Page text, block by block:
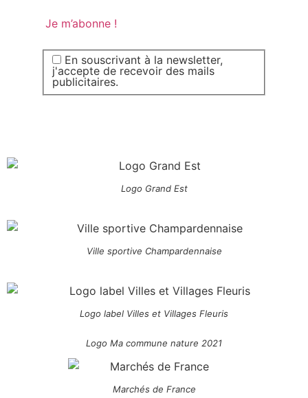
En souscrivant à la newsletter,
j'accepte de recevoir des mails
publicitaires.
Logo Grand Est
Ville sportive Champardennaise
Logo label Villes et Villages Fleuris
Logo Ma commune nature 2021
Marchés de France